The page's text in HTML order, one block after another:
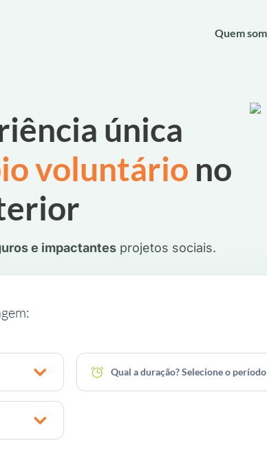
Quem
única
voluntário no
e impactantes projetos sociais.
Qual a duração? Selecione o período